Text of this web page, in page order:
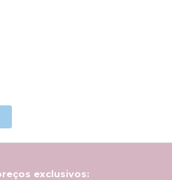
exclusivos: